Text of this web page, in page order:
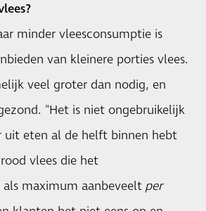
minder vleesconsumptie is
van kleinere porties vlees.
veel groter dan nodig, en
"Het is niet ongebruikelijk
uit eten al de helft binnen hebt
vlees die het
maximum aanbeveelt per